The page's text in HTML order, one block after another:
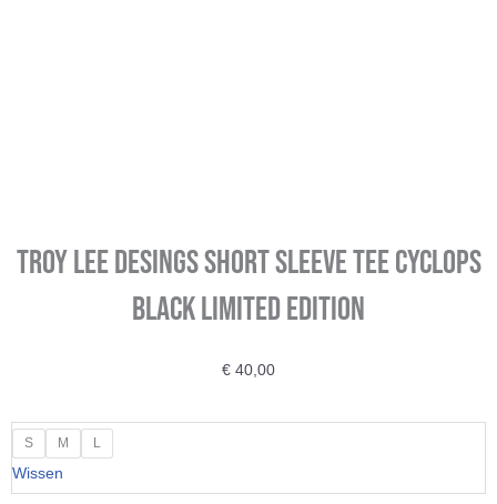
Troy Lee Desings Short Sleeve Tee Cyclops
Black Limited Edition
€ 40,00
S M L
Wissen
Troy
Lee
Desings